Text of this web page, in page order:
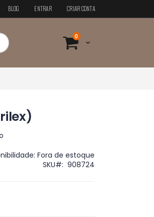
BLOG ENTRAR CRIAR CONTA
Cart
0 itens
Fora de estoque
SKU
908724